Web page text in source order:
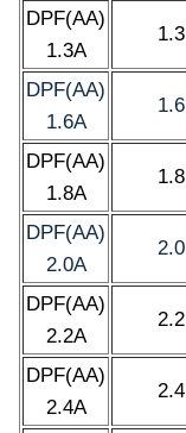
DPF(AA)
1.3A
1.3
DPF(AA)
1.6A
1.6
DPF(AA)
1.8A
1.8
DPF(AA)
2.0A
2.0
DPF(AA)
2.2A
2.2
DPF(AA)
2.4A
2.4